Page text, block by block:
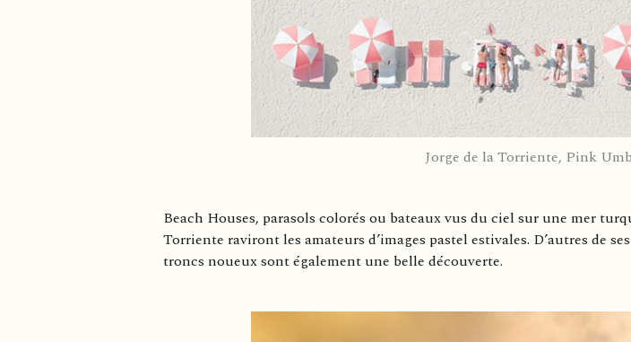
Jorge de la Torriente, Pink
Beach Houses, parasols colorés ou bateaux vus du ciel sur une mer
Torriente raviront les amateurs d’images pastel estivales. D’autres de
troncs noueux sont également une belle découverte.